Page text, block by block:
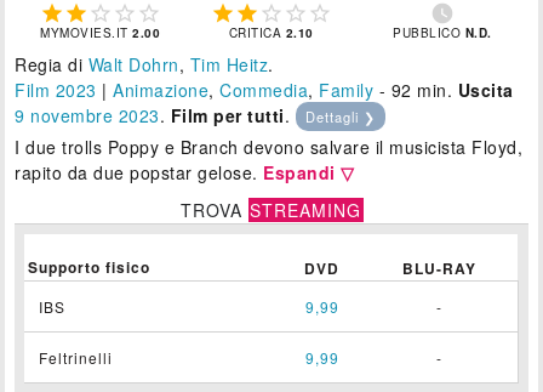
    
MYMOVIES.IT2.00
    
CRITICA 2.10

PUBBLICO N.D.
Regia di Walt Dohrn, Tim Heitz.
Film 2023 |Animazione,Commedia, Family - 92 min. Uscita
9 novembre 2023. Film per tutti. Dettagli ❯
I due trolls Poppy e Branch devono salvare il musicista Floyd,
rapito da due popstar gelose. Espandi ▽
TROVA STREAMING
Supporto fisico DVD BLU-RAY
IBS 9,99 -
Feltrinelli 9,99 -